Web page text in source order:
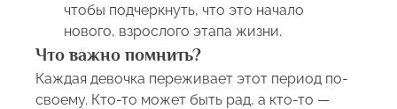
чтобы подчеркнуть, что это начало
нового, взрослого этапа жизни.
Что важно помнить?
Каждая девочка переживает этот период по-
своему. Кто-то может быть рад, а кто-то —